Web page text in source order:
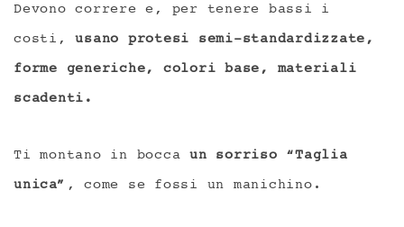
Devono correre e, per tenere bassi i
costi,usano protesi semi-standardizzate,
forme generiche, colori base, materiali
scadenti.
Ti montano in bocca un sorriso “Taglia
unica” , come se fossi un manichino.